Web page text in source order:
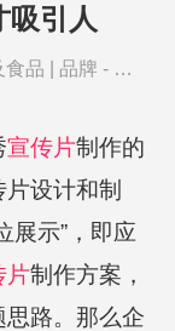
吸引人
食品 品牌 - 李
宣传片制作的
设计和制
展示”，即应
片制作方案，
路。那么企